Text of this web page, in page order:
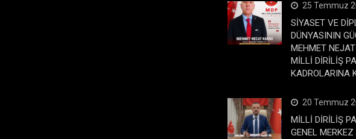
25 Temmuz
SİYASET VE
DÜNYASININ
MEHMET
MİLLİ DİRİLİŞ
KADROLARINA
20 Temmuz
MİLLİ DİRİLİŞ
GENEL MERKEZ